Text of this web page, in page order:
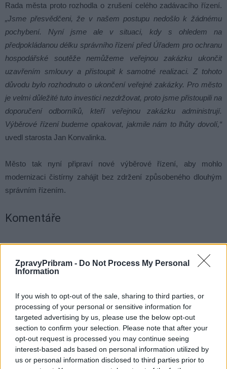
ZpravyPribram - Do Not Process My Personal
Information
If you wish to opt-out of the sale, sharing to third parties, or
processing of your personal or sensitive information for
targeted advertising by us, please use the below opt-out
section to confirm your selection. Please note that after your
opt-out request is processed you may continue seeing
interest-based ads based on personal information utilized by
us or personal information disclosed to third parties prior to
Rada města proto rozhodla o zrušení celého zadávacího řízení.
„Jsme přesvědčeni, že v našem postupu nedošlo k žádnému
pochybení. Nyní jsme ale v situaci, kdy s ohledem na
předpokládanou délku správního řízení před Úřadem pro ochranu
hospodářské soutěže nemůžeme veřejnou zakázku ukončit
uzavřením smlouvy a přistoupit k samotné realizaci. Z tohoto
důvodu bylo rozhodnuto o ukončení veřejné zakázky. Pro město
je velmi důležité tuto investici nezdržovat, proto jsme přistoupili na
doporučení odborníků, kteří veřejnou zakázku administrují.
Výběrové řízení budeme opakovat, jakmile nám to lhůty dovolí,“
uvedl starosta Jan Konvalinka.
Město tak nyní připraví nové výběrové řízení, aby mohlo
modernizaci čistírny zahájit bez zdržení způsobeného dlouhým
správním řízením.
Komentáře
TAGY čistírna odpadních vod